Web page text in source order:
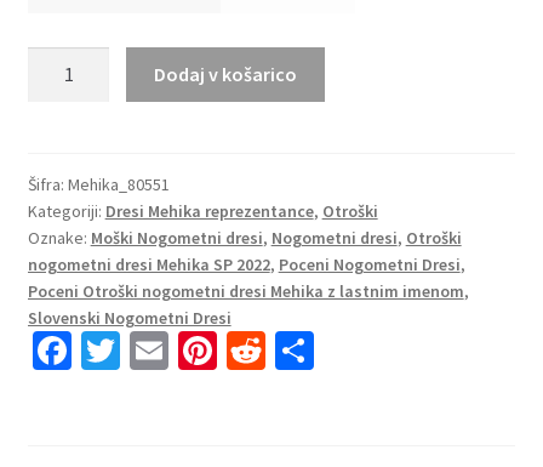
Domači
SP
2022
Kratek
Rokav
+
Kratke
Dodaj v košarico
Šifra: Mehika_80551
Kategoriji: Dresi Mehika reprezentance, Otroški
Oznake: Moški Nogometni dresi, Nogometni dresi, Otroški
nogometni dresi Mehika SP 2022, Poceni Nogometni Dresi,
Poceni Otroški nogometni dresi Mehika z lastnim imenom,
Slovenski Nogometni Dresi
Fa T E Pi R S